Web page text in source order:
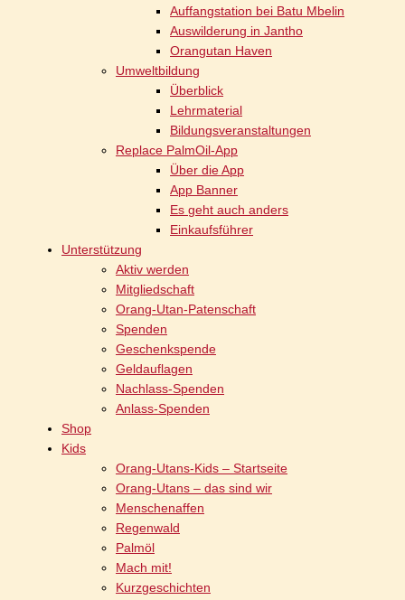
Auffangstation bei Batu Mbelin
Auswilderung in Jantho
Orangutan Haven
Umweltbildung
Überblick
Lehrmaterial
Bildungsveranstaltungen
Replace PalmOil-App
Über die App
App Banner
Es geht auch anders
Einkaufsführer
Unterstützung
Aktiv werden
Mitgliedschaft
Orang-Utan-Patenschaft
Spenden
Geschenkspende
Geldauflagen
Nachlass-Spenden
Anlass-Spenden
Shop
Kids
Orang-Utans-Kids – Startseite
Orang-Utans – das sind wir
Menschenaffen
Regenwald
Palmöl
Mach mit!
Kurzgeschichten